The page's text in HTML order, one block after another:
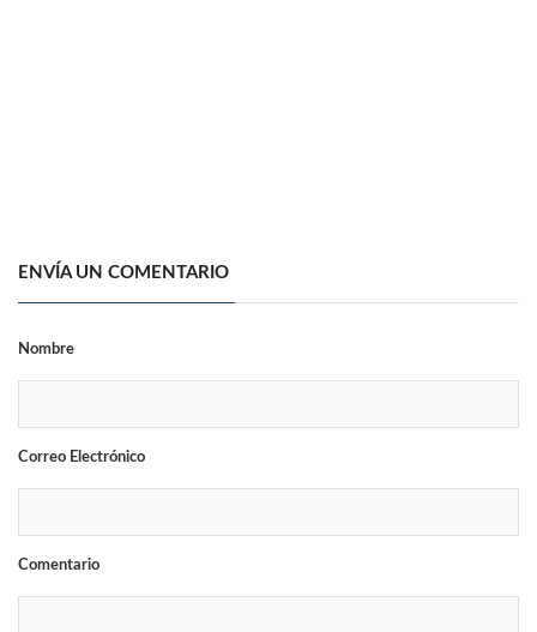
ENVÍA UN COMENTARIO
Nombre
Correo Electrónico
Comentario